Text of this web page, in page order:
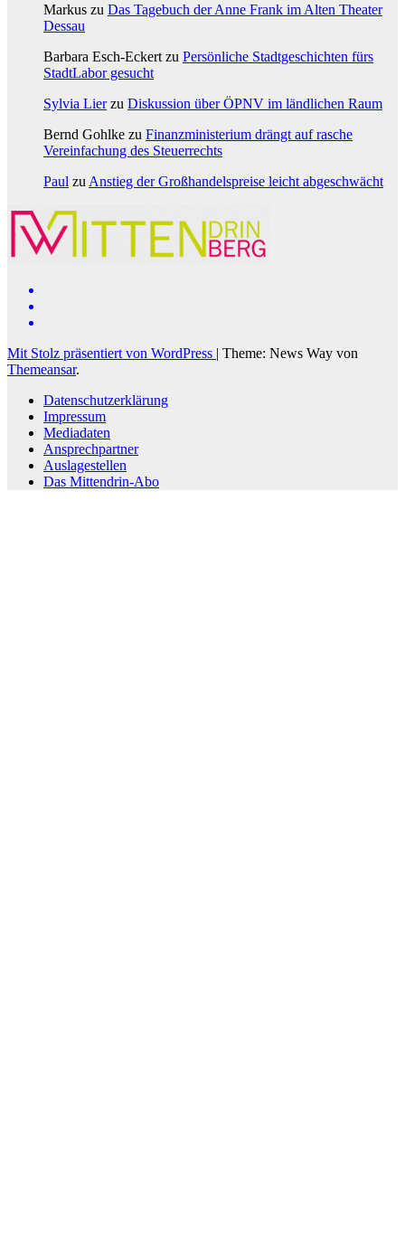
Markus zu Das Tagebuch der Anne Frank im Alten Theater
Dessau
Barbara Esch-Eckert zu Persönliche Stadtgeschichten fürs
StadtLabor gesucht
Sylvia Lierzu Diskussion über ÖPNV im ländlichen Raum
Bernd Gohlke zu Finanzministerium drängt auf rasche
Vereinfachung des Steuerrechts
Paul zu Anstieg der Großhandelspreise leicht abgeschwächt
Mit Stolz präsentiert von WordPress | Theme: News Way von
Themeansar.
Datenschutzerklärung
Impressum
Mediadaten
Ansprechpartner
Auslagestellen
Das Mittendrin-Abo